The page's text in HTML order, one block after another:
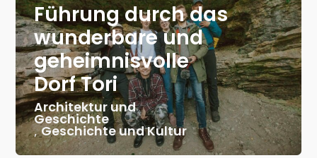
Führung durch das
wunderbare und
geheimnisvolle
Dorf Tori
Architektur und
Geschichte
,Geschichte und Kultur